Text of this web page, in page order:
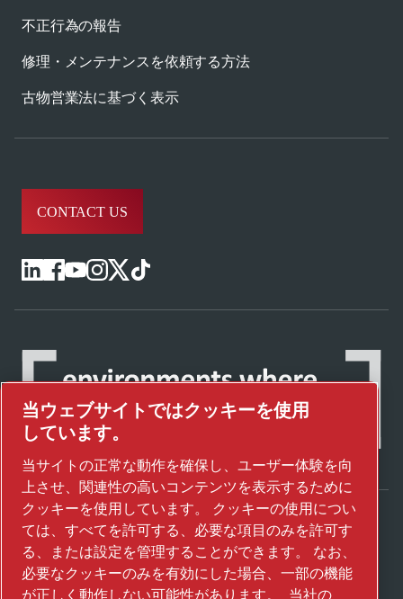
不正行為の報告
修理・メンテナンスを依頼する方法
古物営業法に基づく表示
CONTACT US
アトラスコプコグループが未来を変えるテク
ノロジーをどのように実現しているかご覧く
ださい。
当ウェブサイトではクッキーを使用
しています。
当サイトの正常な動作を確保し、ユーザー体験を向
上させ、関連性の高いコンテンツを表示するために
クッキーを使用しています。 クッキーの使用につい
ては、すべてを許可する、必要な項目のみを許可す
る、または設定を管理することができます。 なお、
必要なクッキーのみを有効にした場合、一部の機能
が正しく動作しない可能性があります。
当社の